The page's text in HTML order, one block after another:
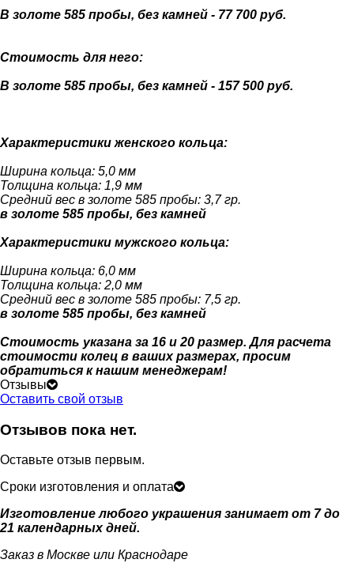
В золоте 585 пробы, без камней - 77 700 руб.
Стоимость для него:
В золоте 585 пробы, без камней - 157 500 руб.
Характеристики женского кольца:
Ширина кольца: 5,0 мм
Толщина кольца: 1,9 мм
Средний вес в золоте 585 пробы: 3,7 гр.
в золоте 585 пробы, без камней
Характеристики мужского кольца:
Ширина кольца: 6,0 мм
Толщина кольца: 2,0 мм
Средний вес в золоте 585 пробы: 7,5 гр.
в золоте 585 пробы, без камней
Стоимость указана за 16 и 20 размер. Для расчета
стоимости колец в ваших размерах, просим
обратиться к нашим менеджерам!
Отзывы
Оставить свой отзыв
Отзывов пока нет.
Оставьте отзыв первым.
Сроки изготовления и оплата
Изготовление любого украшения занимает от 7 до
21 календарных дней.
Заказ в Москве или Краснодаре